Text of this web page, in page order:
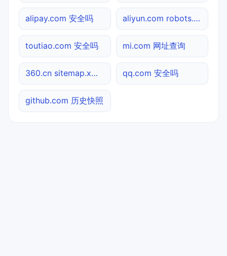
alipay.com 安全吗 aliyun.com robots.txt检测
toutiao.com 安全吗 mi.com 网址查询
360.cn sitemap.xml检测 qq.com 安全吗
github.com 历史快照